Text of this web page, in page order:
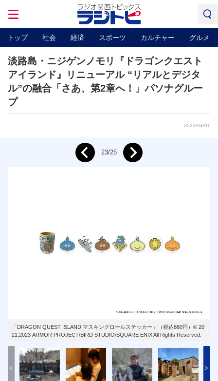
トップ 社会 経済 スポーツ カルチャー グルメ
淡路島・ニジゲンノモリ『ドラゴンクエスト
アイランド』リニューアル “リアルとデジタ
ル”の融合「さあ、第2章へ！」パソナグルー
プ
2023/04/01
「DRAGON QUEST ISLAND マスキングロールステッカー」（税込880円）© 20
21,2023 ARMOR PROJECT/BIRD STUDIO/SQUARE ENIX All Rights Reserved.
Prev 23/25 Next